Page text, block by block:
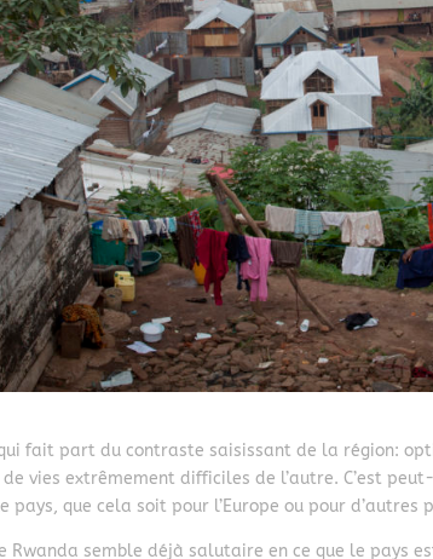
fait part du contraste saisissant de la région:
vies extrêmement difficiles de l’autre. C’est
que cela soit pour l’Europe ou pour d’autres
Rwanda semble déjà salutaire en ce que le pays